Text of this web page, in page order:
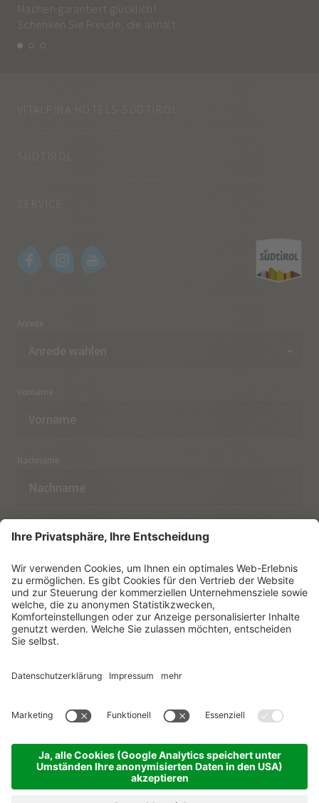
Machen garantiert glücklich!
Schenken Sie Freude, die anhält.
VITALPINA HOTELS SÜDTIROL
SÜDTIROL
Anrede
Vorname
Nachname
E-Mail
Ich habe dieDatenschutzerklärungzur Kenntnis
genommen.
NEWSLETTER ABONNIEREN
produced by